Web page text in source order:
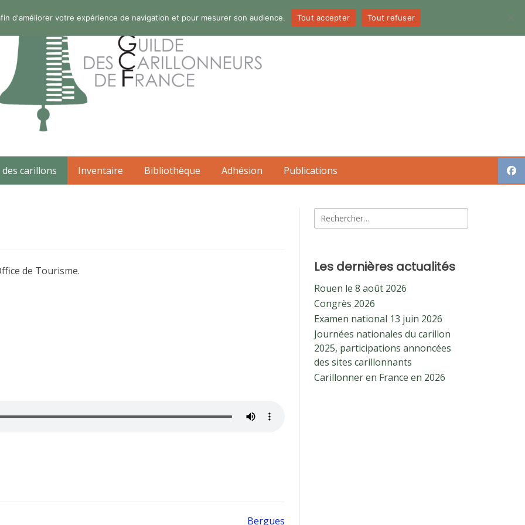
des carillons Inventaire Bibliothèque Adhésion Publications
de Tourisme.
Bergues
Rechercher :
Les dernières actualités
Rouen le 8 août 2026
Congrès 2026
Examen national 13 juin 2026
Journées nationales du carillon
2025, participations annoncées
des sites carillonnants
Carillonner en France en 2026
d'améliorer votre expérience de navigation et pour mesurer son audience. Tout accepter Tout refuser